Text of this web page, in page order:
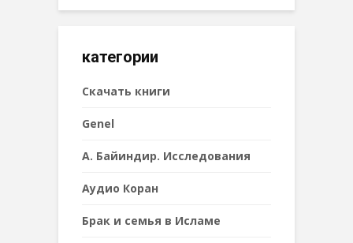
категории
Cкачать книги
Genel
А. Байиндир. Исследования
Аудио Коран
Брак и семья в Исламе